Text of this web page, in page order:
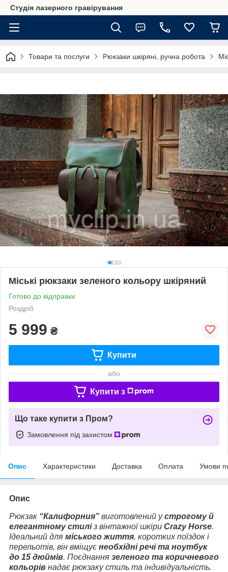
Студія лазерного гравірування
Товари та послуги Рюкзаки шкіряні, ручна робота
Міські рюкзаки зеленого кольору шкіряний
Готово до відправки
Роздріб
5 999 ₴
Купити
або
Купити з
Що таке купити з Пром?
Замовлення під захистом
Опис Характеристики Доставка Оплата Умови
Опис
Рюкзак “Калифорния” виготовлений устрогому й
елегантному стиліз вінтажної шкіри Crazy Horse.
Ідеальний для міського життя, коротких поїздок і
перельотів, він вміщує необхідні речі та ноутбук
до 15 дюймів. Поєднання зеленого та коричневого
кольорів надає рюкзаку стиль та індивідуальність.